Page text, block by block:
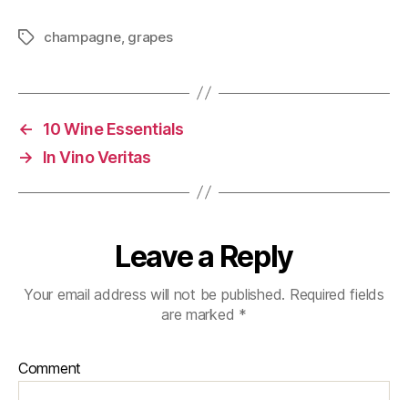
Tagschampagne, grapes
←
10 Wine Essentials
→
In Vino Veritas
Leave a Reply
Your email address will not be published. Required fields
are marked *
Comment